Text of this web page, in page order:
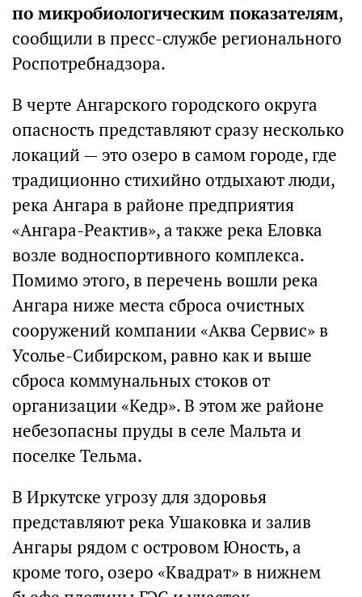
по микробиологическим показателям,
сообщили в пресс-службе регионального
Роспотребнадзора.
В черте Ангарского городского округа
опасность представляют сразу несколько
локаций — это озеро в самом городе, где
традиционно стихийно отдыхают люди,
река Ангара в районе предприятия
«Ангара-Реактив», а также река Еловка
возле водноспортивного комплекса.
Помимо этого, в перечень вошли река
Ангара ниже места сброса очистных
сооружений компании «Аква Сервис» в
Усолье-Сибирском, равно как и выше
сброса коммунальных стоков от
организации «Кедр». В этом же районе
небезопасны пруды в селе Мальта и
поселке Тельма.
В Иркутске угрозу для здоровья
представляют река Ушаковка и залив
Ангары рядом с островом Юность, а
кроме того, озеро «Квадрат» в нижнем